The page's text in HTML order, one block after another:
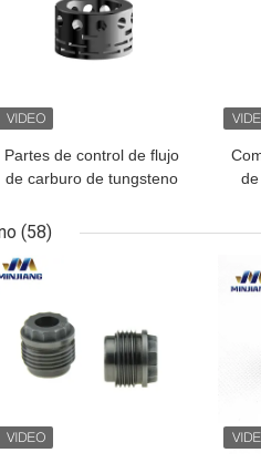
Partes de control de flujo
de carburo de tungsteno
personalizada para
diversas aplicaciones
(58)
MEJOR PRECIO